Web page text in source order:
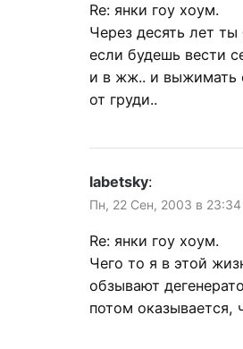
Re: янки гоу хоум.
Через десять лет
если будешь вести
и в жж.. и выжимать
от груди..
labetsky:
Пн, 22 Сен, 2003 в 23:34
Re: янки гоу хоум.
Чего то я в этой
обзывают
потом оказывается,